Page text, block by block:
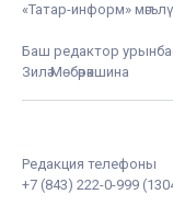
«Татар-информ»
Баш редактор
Зилә Мөбәрәкшина
Редакция телефоны
+7 (843) 222-0-999